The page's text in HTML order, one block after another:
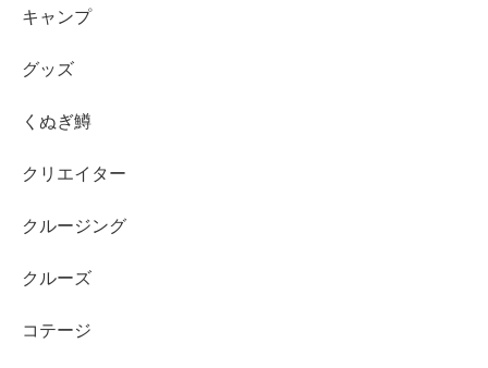
キャンプ
グッズ
くぬぎ鱒
クリエイター
クルージング
クルーズ
コテージ